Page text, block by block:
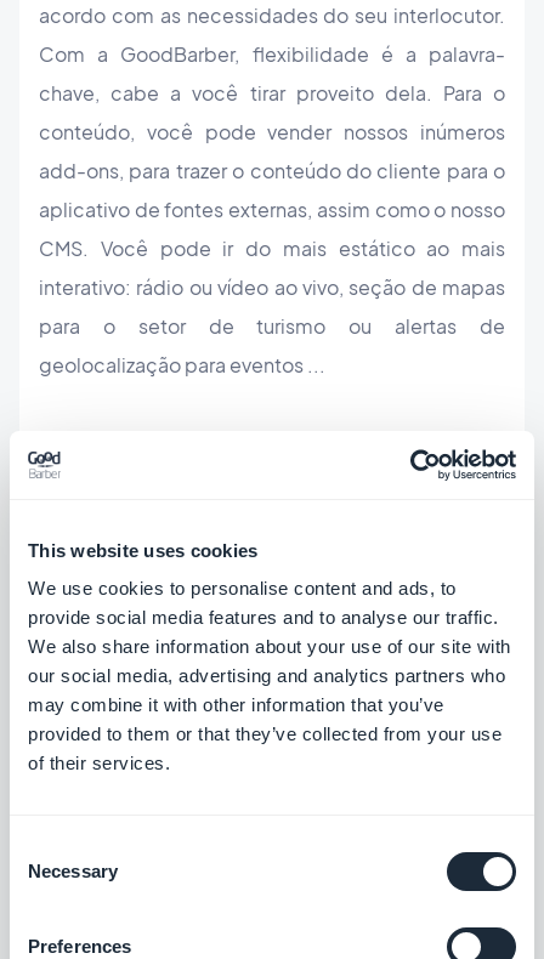
This website uses cookies
We use cookies to personalise content and ads, to
provide social media features and to analyse our traffic.
We also share information about your use of our site with
our social media, advertising and analytics partners who
may combine it with other information that you’ve
provided to them or that they’ve collected from your use
of their services.
Selection
Necessary
Preferences
acordo com as necessidades do seu interlocutor.
Com a GoodBarber, flexibilidade é a palavra-
chave, cabe a você tirar proveito dela. Para o
conteúdo, você pode vender nossos inúmeros
add-ons, para trazer o conteúdo do cliente para o
aplicativo de fontes externas, assim como o nosso
CMS. Você pode ir do mais estático ao mais
interativo: rádio ou vídeo ao vivo, seção de mapas
para o setor de turismo ou alertas de
geolocalização para eventos ...
eletrônico, você pode criar aplicativos com
de gerenciamento de catálogo, é claro, serão um
grande ponto de venda para seus clientes. Mas
você também pode prometer que melhorarão
suas vendas com opções como checkout com 1
clique, lembrete de carrinho abandonado, botão
de comprar novamente para vendas recorrentes,
conveniência, e você terá uma ampla gama de